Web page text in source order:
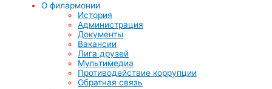
О филармонии
История
Администрация
Документы
Вакансии
Лига друзей
Мультимедиа
Противодействие коррупции
Обратная связь